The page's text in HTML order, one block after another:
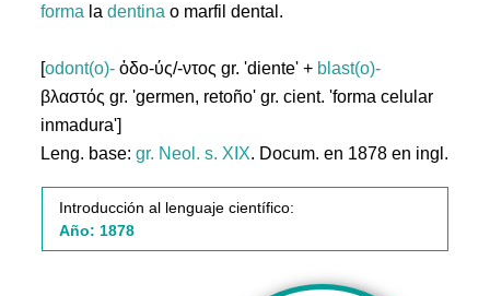
forma ladentina o marfil dental.
[odont(o)- ὀδο-ύς/-ντος gr. 'diente' + blast(o)-
βλαστός gr. 'germen, retoño' gr. cient. 'forma celular
inmadura']
Leng. base:gr. Neol. s. XIX. Docum. en 1878 en ingl.
Introducción al lenguaje científico:
Año: 1878